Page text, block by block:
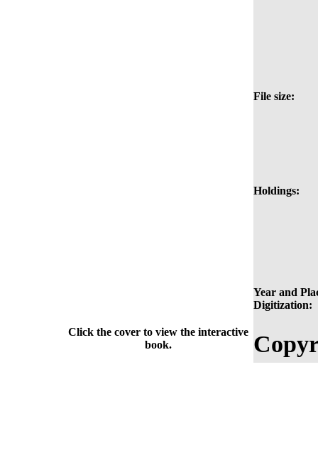
File size:
Holdings:
Year and
Digitization:
Click the cover to view the interactive
book.